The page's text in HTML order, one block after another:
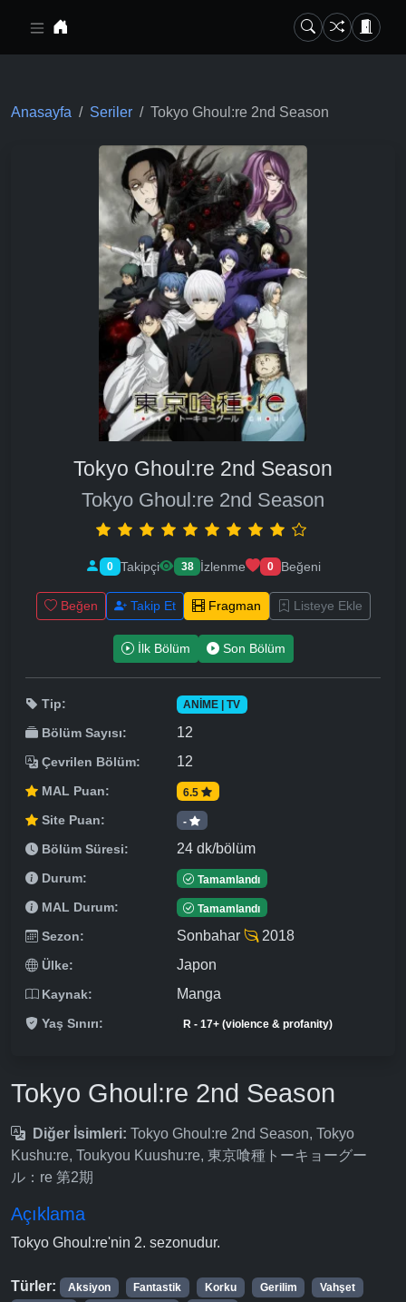
Anasayfa Seriler Tokyo Ghoul:re 2nd Season
Tokyo Ghoul:re 2nd Season
Tokyo Ghoul:re 2nd Season
0 Takipçi 38 İzlenme 0 Beğeni
Beğen Takip Et Fragman Listeye Ekle
İlk Bölüm Son Bölüm
Tip: ANIME | TV
Bölüm Sayısı: 12
Çevrilen Bölüm: 12
MAL Puan: 6.5
Site Puan: -
Bölüm Süresi: 24 dk/bölüm
Durum: Tamamlandı
MAL Durum: Tamamlandı
Sezon: Sonbahar 2018
Ülke: Japon
Kaynak: Manga
Yaş Sınırı: R - 17+ (violence & profanity)
Tokyo Ghoul:re 2nd Season
Diğer İsimleri: Tokyo Ghoul:re 2nd Season, Tokyo
Kushu:re, Toukyou Kuushu:re, 東京喰種トーキョーグー
ル：re 第2期
Açıklama
Tokyo Ghoul:re'nin 2. sezonudur.
Türler: Aksiyon Fantastik Korku Gerilim
Vahşet